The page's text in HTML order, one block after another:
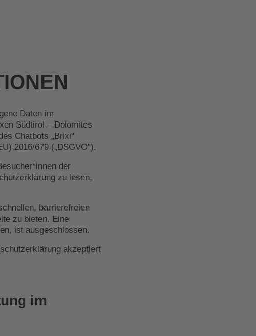
Daten im
Südtirol – Dolomites
Chatbots „Brixi"
2016/679 („DSGVO").
der
zu lesen,
barrierefreien
zu bieten. Eine
ist ausgeschlossen.
akzeptiert
im